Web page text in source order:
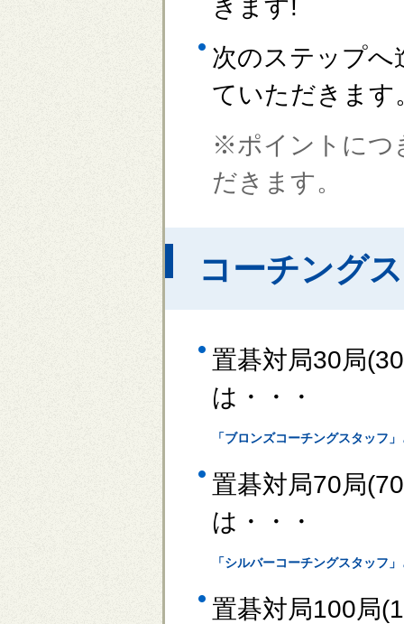
きます!
次のステップへ
ていただきます
※ポイントにつ
だきます。
コーチング
置碁対局30局
は・・・
「ブロンズコーチングスタッフ
置碁対局70局
は・・・
「シルバーコーチングスタッフ
置碁対局100局